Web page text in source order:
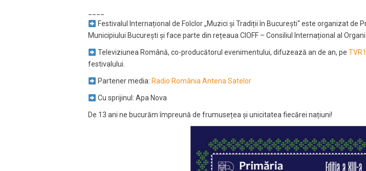
Festivalul Internațional de Folclor „Muzici și Tradiții în București“ este organizat de
Municipiului București și face parte din rețeaua CIOFF – Consiliul Internațional al
Televiziunea Română, co-producătorul evenimentului, difuzează an de an, pe TVR1
festivalului.
Partener media: Radio România Antena Satelor
Cu sprijinul: Apa Nova
De 13 ani ne bucurăm împreună de frumusețea și unicitatea fiecărei națiuni!